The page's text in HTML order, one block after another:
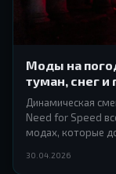
Моды на
туман, снег и
Динамическая
Need for Speed
модах, которые
30.04.2026